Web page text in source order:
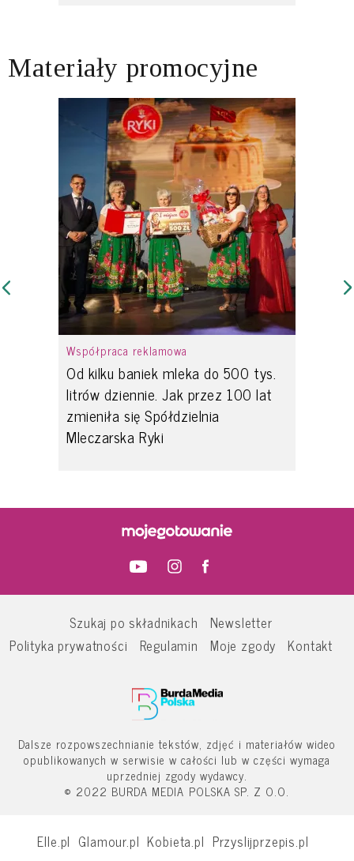
Materiały promocyjne
Współpraca reklamowa
Od kilku baniek mleka do 500 tys.
litrów dziennie. Jak przez 100 lat
zmieniła się Spółdzielnia
Mleczarska Ryki
Szukaj po składnikach
Newsletter
Polityka prywatności
Regulamin Moje zgody Kontakt
Dalsze rozpowszechnianie tekstów, zdjęć i materiałów wideo
opublikowanych w serwisie w całości lub w części wymaga
uprzedniej zgody wydawcy.
© 2022 BURDA MEDIA POLSKA SP. Z O.O.
Elle.pl Glamour.pl Kobieta.pl Przyslijprzepis.pl